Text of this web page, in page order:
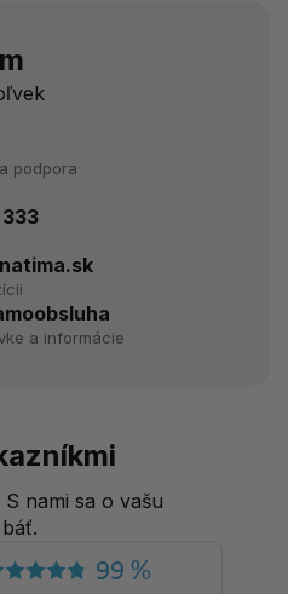
podpora
a informácie
nami sa o vašu